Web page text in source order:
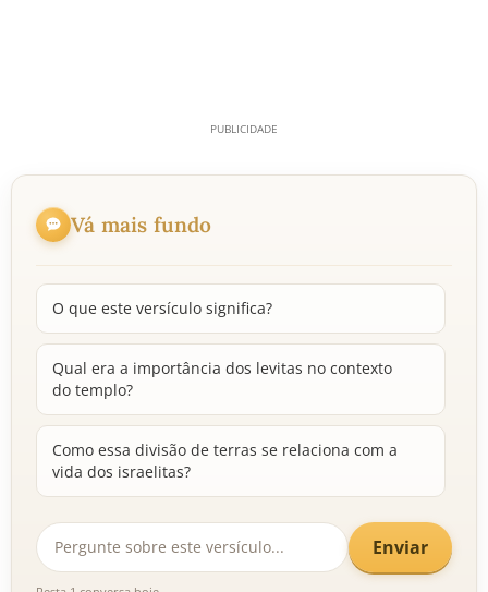
Vá mais fundo
O que este versículo significa?
Qual era a importância dos levitas no contexto
do templo?
Como essa divisão de terras se relaciona com a
vida dos israelitas?
Enviar